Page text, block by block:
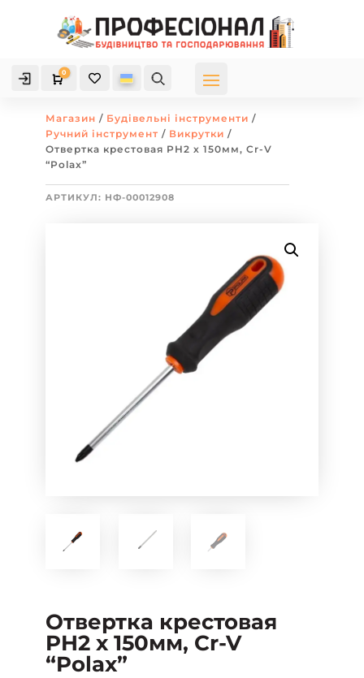
Кошик
0 
Магазин / Будівельні інструменти /
Ручний інструмент / Викрутки /
Отвертка крестовая PH2 х 150мм, Cr-V
“Polax”
АРТИКУЛ: НФ-00012908
Отвертка крестовая
PH2 х 150мм, Cr-V
“Polax”